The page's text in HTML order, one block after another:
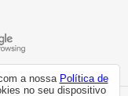
a nossa Política de
no seu dispositivo